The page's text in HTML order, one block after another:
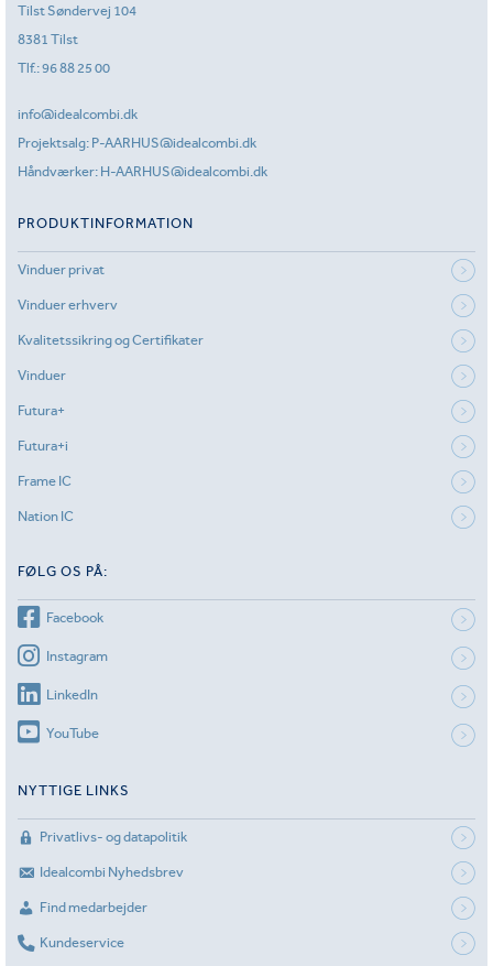
Tilst Søndervej 104
8381 Tilst
Tlf.:96 88 25 00
info@idealcombi.dk
Projektsalg: P-AARHUS@idealcombi.dk
Håndværker: H-AARHUS@idealcombi.dk
PRODUKTINFORMATION
Vinduer privat
Vinduer erhverv
Kvalitetssikring og Certifikater
Vinduer
Futura+
Futura+i
Frame IC
Nation IC
FØLG OS PÅ:
Facebook
Instagram
LinkedIn
YouTube
NYTTIGE LINKS
Privatlivs- og datapolitik
Idealcombi Nyhedsbrev
Find medarbejder
Kundeservice